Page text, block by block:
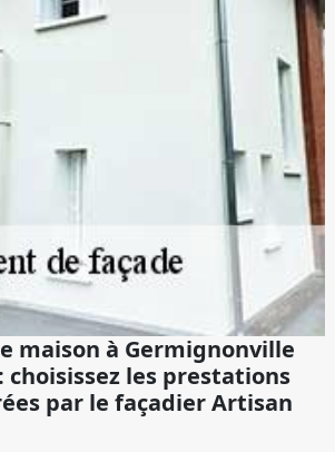
maison à Germignonville
choisissez les prestations
par le façadier Artisan